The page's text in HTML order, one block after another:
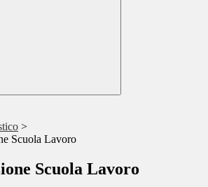
>
Scuola Lavoro
Scuola Lavoro